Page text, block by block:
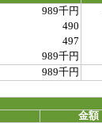
989千円
490
497
989千円
989千円
金額